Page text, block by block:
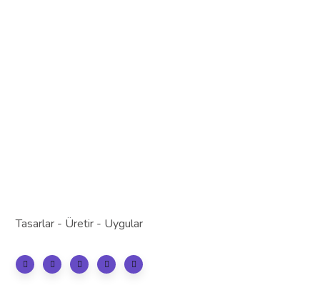
Tasarlar - Üretir - Uygular